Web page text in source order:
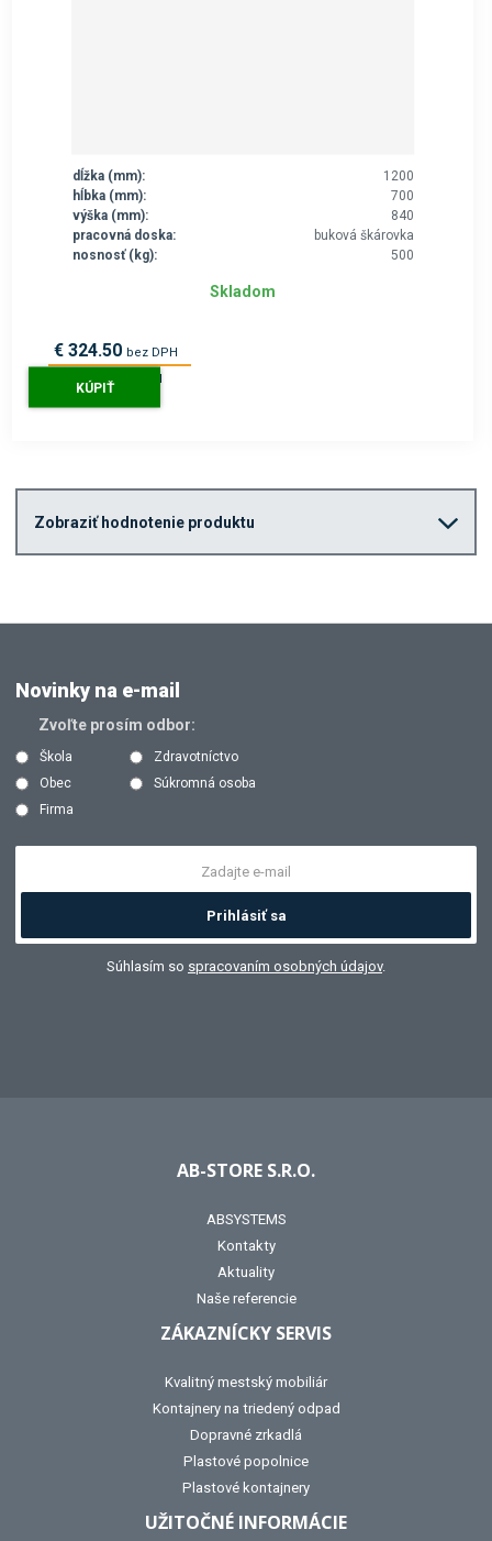
dĺžka (mm):
1200
hĺbka (mm):
700
výška (mm):
840
pracovná doska:
buková škárovka
nosnosť (kg):
500
€ 324.50 bez DPH
€ 399.10 s DPH
Skladom
KÚPIŤ
Zobraziť hodnotenie produktu
Novinky na e-mail
Zvoľte prosím odbor:
Škola
Zdravotníctvo
Obec
Súkromná osoba
Firma
Prihlásiť sa
Súhlasím so spracovaním osobných údajov.
AB-STORE S.R.O.
ABSYSTEMS
Kontakty
Aktuality
Naše referencie
ZÁKAZNÍCKY SERVIS
Kvalitný mestský mobiliár
Kontajnery na triedený odpad
Dopravné zrkadlá
Plastové popolnice
Plastové kontajnery
UŽITOČNÉ INFORMÁCIE